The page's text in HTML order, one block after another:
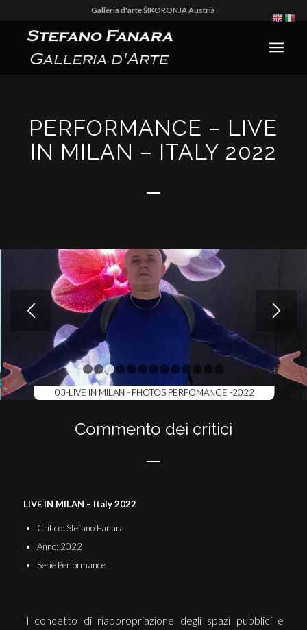
Galleria d'arte ŠIKORONJA Austria
PERFORMANCE – LIVE
IN MILAN – ITALY 2022
1 2 3 4 5 6 7 111213
03-LIVE IN MILAN - PHOTOS PERFOMANCE -2022
Commento dei critici
LIVE IN MILAN – Italy 2022
Critico: Stefano Fanara
Anno: 2022
Serie Performance
Il concetto di riappropriazione degli spazi pubblici e